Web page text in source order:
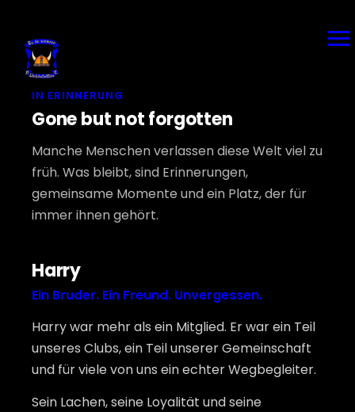
IN ERINNERUNG
Gone but not forgotten
Manche Menschen verlassen diese Welt viel zu
früh. Was bleibt, sind Erinnerungen,
gemeinsame Momente und ein Platz, der für
immer ihnen gehört.
Harry
Ein Bruder. Ein Freund. Unvergessen.
Harry war mehr als ein Mitglied. Er war ein Teil
unseres Clubs, ein Teil unserer Gemeinschaft
und für viele von uns ein echter Wegbegleiter.
Sein Lachen, seine Loyalität und seine